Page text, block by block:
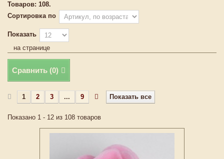
Товаров: 108.
Сортировка по
Показать
на странице
Сравнить (0)
Показать все
1 2 3 ... 9
Показано 1 - 12 из 108 товаров